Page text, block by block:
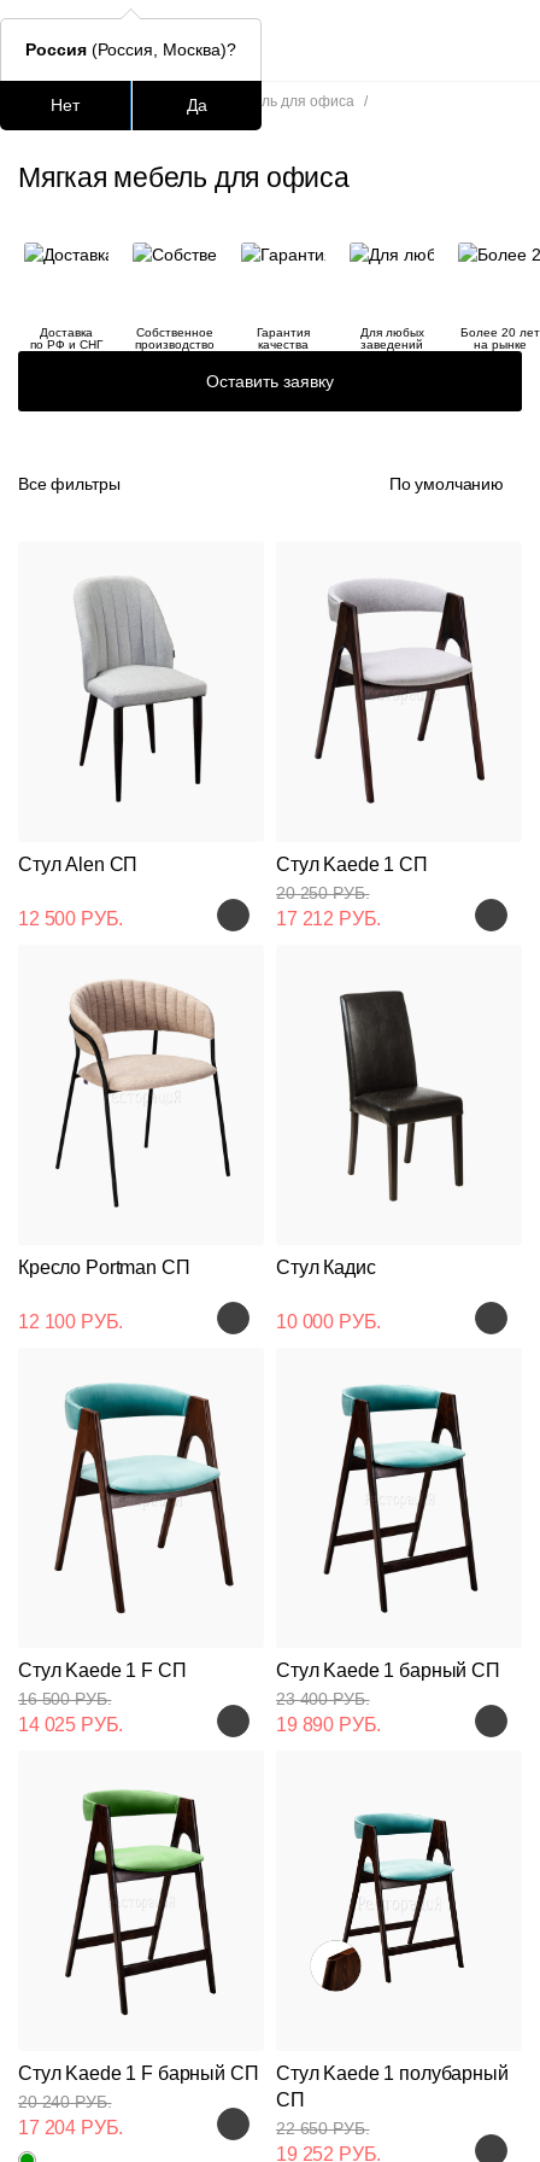
Столешницы
lars
шафран
Главная Мягкая мебель для офиса /
Мягкая мебель для офиса
Мягкая мебель для офиса
Доставка
по РФ и СНГ
Собственное
производство
Гарантия
качества
Для любых
заведений
Более 20 лет
на рынке
Оставить заявку
Все фильтры По умолчанию
Стул Alen СП
12 500 РУБ.
Стул Kaede 1 СП
20 250 РУБ.
17 212 РУБ.
Кресло Portman СП
12 100 РУБ.
Стул Кадис
10 000 РУБ.
Стул Kaede 1 F СП
16 500 РУБ.
14 025 РУБ.
Стул Kaede 1 барный СП
23 400 РУБ.
19 890 РУБ.
Стул Kaede 1 F барный СП
20 240 РУБ.
17 204 РУБ.
Стул Kaede 1 полубарный
СП
22 650 РУБ.
19 252 РУБ.
Россия (Россия, Москва)?
Нет Да